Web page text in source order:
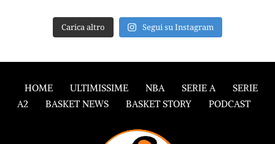
Carica altro Segui su Instagram
HOME ULTIMISSIME NBA SERIE A
SERIE
A2
BASKET NEWS BASKET STORY PODCAST